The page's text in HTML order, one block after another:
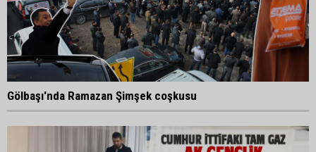
Gölbaşı'nda Ramazan Şimşek coşkusu